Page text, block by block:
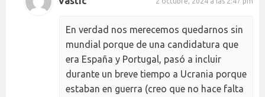
En verdad nos merecemos quedarnos sin
mundial porque de una candidatura que
era España y Portugal, pasó a incluir
durante un breve tiempo a Ucrania porque
estaban en guerra (creo que no hace falta